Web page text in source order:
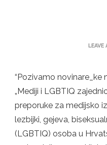
LEAVE
“Pozivamo novinare_ke
„Mediji i LGBTIQ
preporuke za medijsko
lezbijki, gejeva,
(LGBTIQ) osoba u